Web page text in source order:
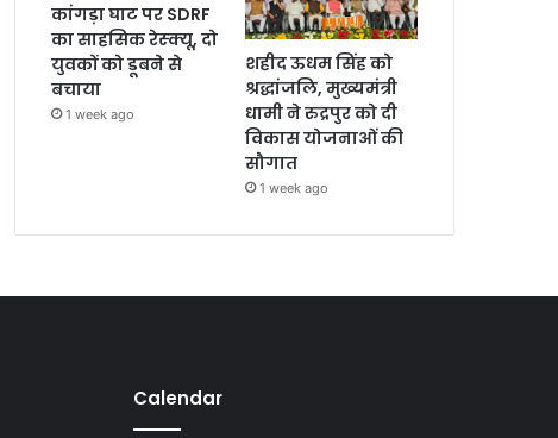
कांगड़ा घाट पर SDRF
का साहसिक रेस्क्यू, दो
युवकों को डूबने से
बचाया
1 week ago
शहीद ऊधम सिंह को
श्रद्धांजलि, मुख्यमंत्री
धामी ने रुद्रपुर को दी
विकास योजनाओं की
सौगात
1 week ago
Calendar